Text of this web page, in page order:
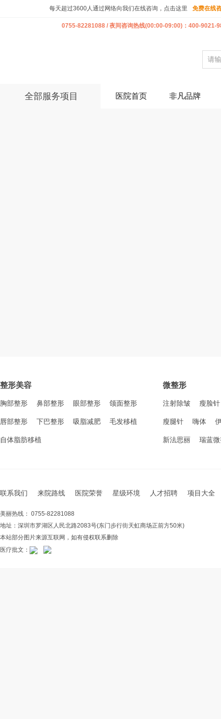
每天超过3600人通过网络向我们在线咨询，点击这里 免费在线
0755-82281088 / 夜间咨询热线(00:00-09:00)：400-9021-
全部服务项目 医院首页 非凡品牌
整形美容
胸部整形 鼻部整形 眼部整形 颌面整形
唇部整形 下巴整形 吸脂减肥 毛发移植
自体脂肪移植
微整形
注射除皱 瘦脸针
瘦腿针 嗨体
新法思丽 瑞蓝
联系我们 来院路线 医院荣誉 星级环境 人才招聘 项目大全
美丽热线： 0755-82281088
地址：深圳市罗湖区人民北路2083号(东门步行街天虹商场正前方50米)
本站部分图片来源互联网，如有侵权联系删除
医疗批文：